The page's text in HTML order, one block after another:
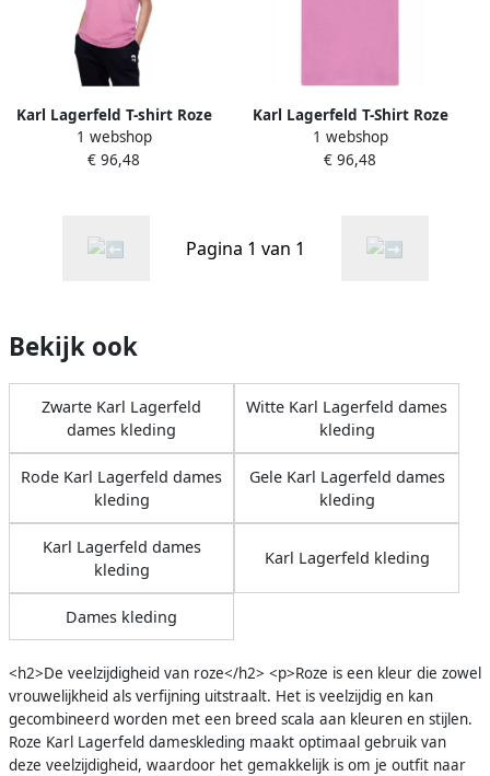
Karl Lagerfeld T-shirt Roze
Dames
1 webshop
€ 96,48
Karl Lagerfeld T-Shirt Roze
Dames
1 webshop
€ 96,48
Pagina 1 van 1
Bekijk ook
Zwarte Karl Lagerfeld
dames kleding
Witte Karl Lagerfeld dames
kleding
Rode Karl Lagerfeld dames
kleding
Gele Karl Lagerfeld dames
kleding
Karl Lagerfeld dames
kleding
Karl Lagerfeld kleding
Dames kleding
<h2>De veelzijdigheid van roze</h2> <p>Roze is een kleur die zowel
vrouwelijkheid als verfijning uitstraalt. Het is veelzijdig en kan
gecombineerd worden met een breed scala aan kleuren en stijlen.
Roze Karl Lagerfeld dameskleding maakt optimaal gebruik van
deze veelzijdigheid, waardoor het gemakkelijk is om je outfit naar